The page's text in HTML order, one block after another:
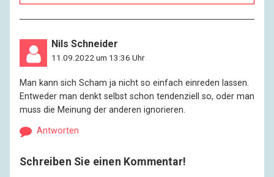
Nils Schneider
11.09.2022 um 13:36 Uhr
Man kann sich Scham ja nicht so einfach einreden lassen.
Entweder man denkt selbst schon tendenziell so, oder man
muss die Meinung der anderen ignorieren.
Antworten
Schreiben Sie einen Kommentar!